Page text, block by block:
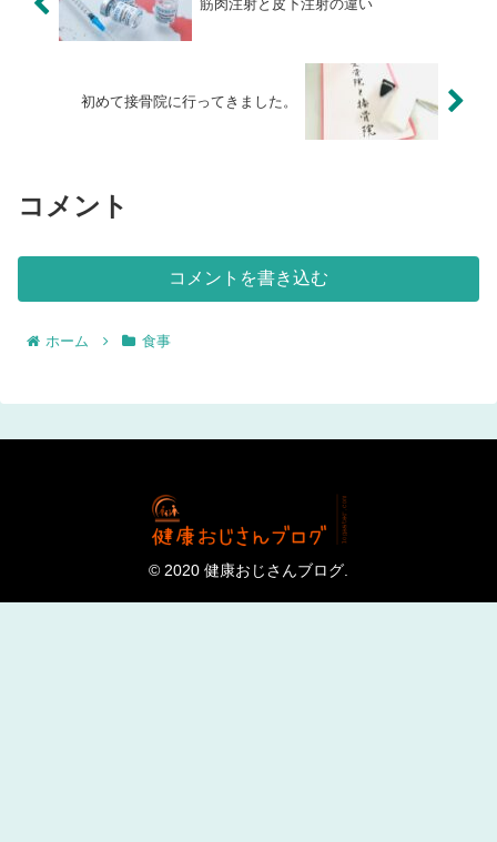
筋肉注射と皮下注射の違い
初めて接骨院に行ってきました。
コメント
コメントを書き込む
ホーム 食事
© 2020 健康おじさんブログ.